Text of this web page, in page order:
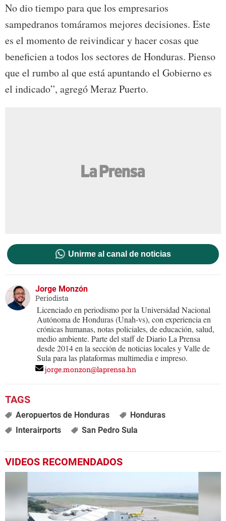
No dio tiempo para que los empresarios
sampedranos tomáramos mejores decisiones. Este
es el momento de reivindicar y hacer cosas que
beneficien a todos los sectores de Honduras. Pienso
que el rumbo al que está apuntando el Gobierno es
el indicado”, agregó Meraz Puerto.
Unirme al canal de noticias
Jorge Monzón
Periodista
Licenciado en periodismo por la Universidad Nacional
Autónoma de Honduras (Unah-vs), con experiencia en
crónicas humanas, notas policiales, de educación, salud,
medio ambiente. Parte del staff de Diario La Prensa
desde 2014 en la sección de noticias locales y Valle de
Sula para las plataformas multimedia e impreso.
jorge.monzon@laprensa.hn
Aeropuertos de Honduras
Honduras
Interairports
San Pedro Sula
VIDEOS RECOMENDADOS